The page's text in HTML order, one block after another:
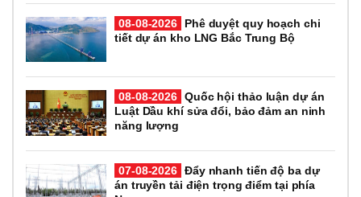
08-08-2026
Phê duyệt quy hoạch chi
tiết dự án kho LNG Bắc Trung Bộ
08-08-2026 Quốc hội thảo luận dự án
Luật Dầu khí sửa đổi, bảo đảm an ninh
năng lượng
07-08-2026 Đẩy nhanh tiến độ ba dự
án truyền tải điện trọng điểm tại phía